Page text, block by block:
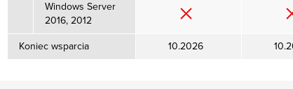
Windows Server
2016, 2012
Koniec wsparcia 10.2026